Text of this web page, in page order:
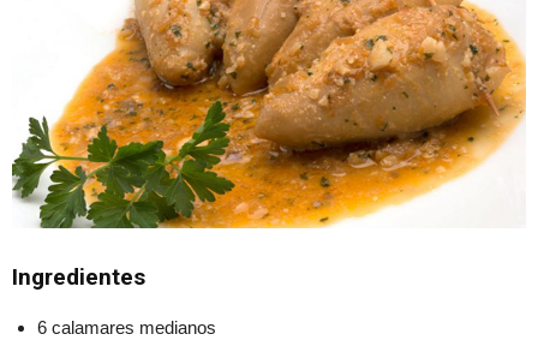
Ingredientes
6 calamares medianos